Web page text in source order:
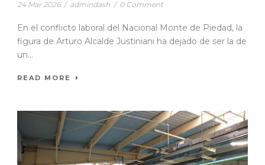
24 Mar 2026 / admindash / 0 Comment
En el conflicto laboral del Nacional Monte de Piedad, la
figura de Arturo Alcalde Justiniani ha dejado de ser la de
un...
READ MORE